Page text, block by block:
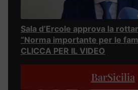
Sala d’Ercole approva la
“Norma importante per le
CLICCA PER IL VIDEO
BarSicilia